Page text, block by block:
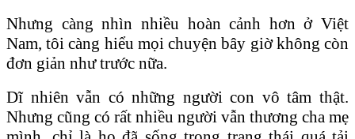
Nhưng càng nhìn nhiều hoàn cảnh hơn ở Việt
Nam, tôi càng hiểu mọi chuyện bây giờ không còn
đơn giản như trước nữa.
Dĩ nhiên vẫn có những người con vô tâm thật.
Nhưng cũng có rất nhiều người vẫn thương cha mẹ